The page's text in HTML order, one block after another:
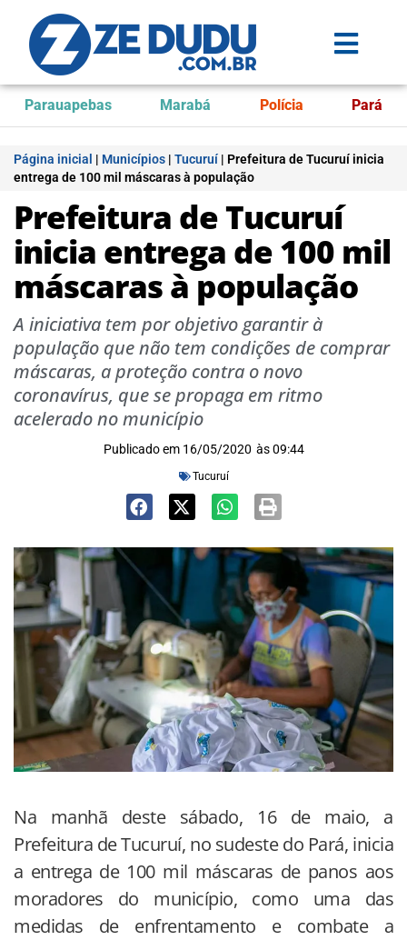
Parauapebas Marabá Polícia Pará
Página inicial | Municípios | Tucuruí | Prefeitura de Tucuruí inicia
entrega de 100 mil máscaras à população
Prefeitura de Tucuruí
inicia entrega de 100 mil
máscaras à população
A iniciativa tem por objetivo garantir à
população que não tem condições de comprar
máscaras, a proteção contra o novo
coronavírus, que se propaga em ritmo
acelerado no município
Publicado em 16/05/2020 às 09:44
Tucuruí
Na manhã deste sábado, 16 de maio, a
Prefeitura de Tucuruí, no sudeste do Pará, inicia
a entrega de 100 mil máscaras de panos aos
moradores do município, como uma das
medidas de enfrentamento e combate a